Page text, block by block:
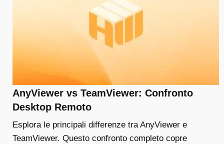
AnyViewer vs TeamViewer: Confronto
Desktop Remoto
Esplora le principali differenze tra AnyViewer e
TeamViewer. Questo confronto completo copre